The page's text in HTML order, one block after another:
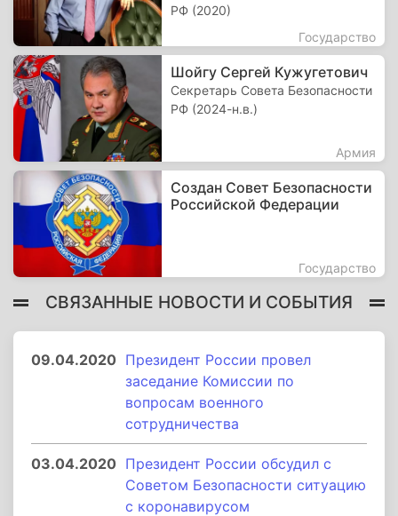
РФ (2020)
Государство
Шойгу Сергей Кужугетович
Секретарь Совета Безопасности
РФ (2024-н.в.)
Армия
Создан Совет Безопасности
Российской Федерации
Государство
СВЯЗАННЫЕ НОВОСТИ И СОБЫТИЯ
09.04.2020 Президент России провел
заседание Комиссии по
вопросам военного
сотрудничества
03.04.2020 Президент России обсудил с
Советом Безопасности ситуацию
с коронавирусом